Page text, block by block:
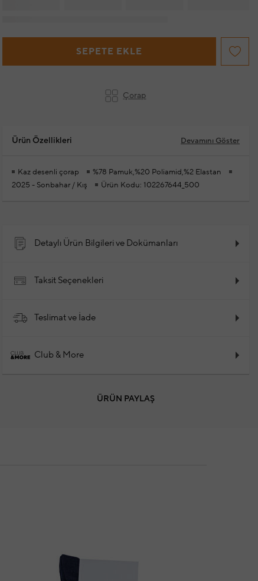
SEPETE EKLE
Çorap
Ürün Özellikleri Devamını Göster
Kaz desenli çorap
%78 Pamuk,%20 Poliamid,%2 Elastan
2025 - Sonbahar / Kış
Ürün Kodu: 102267644_500
Detaylı Ürün Bilgileri ve Dokümanları
Taksit Seçenekleri
Teslimat ve İade
Club & More
ÜRÜN PAYLAŞ